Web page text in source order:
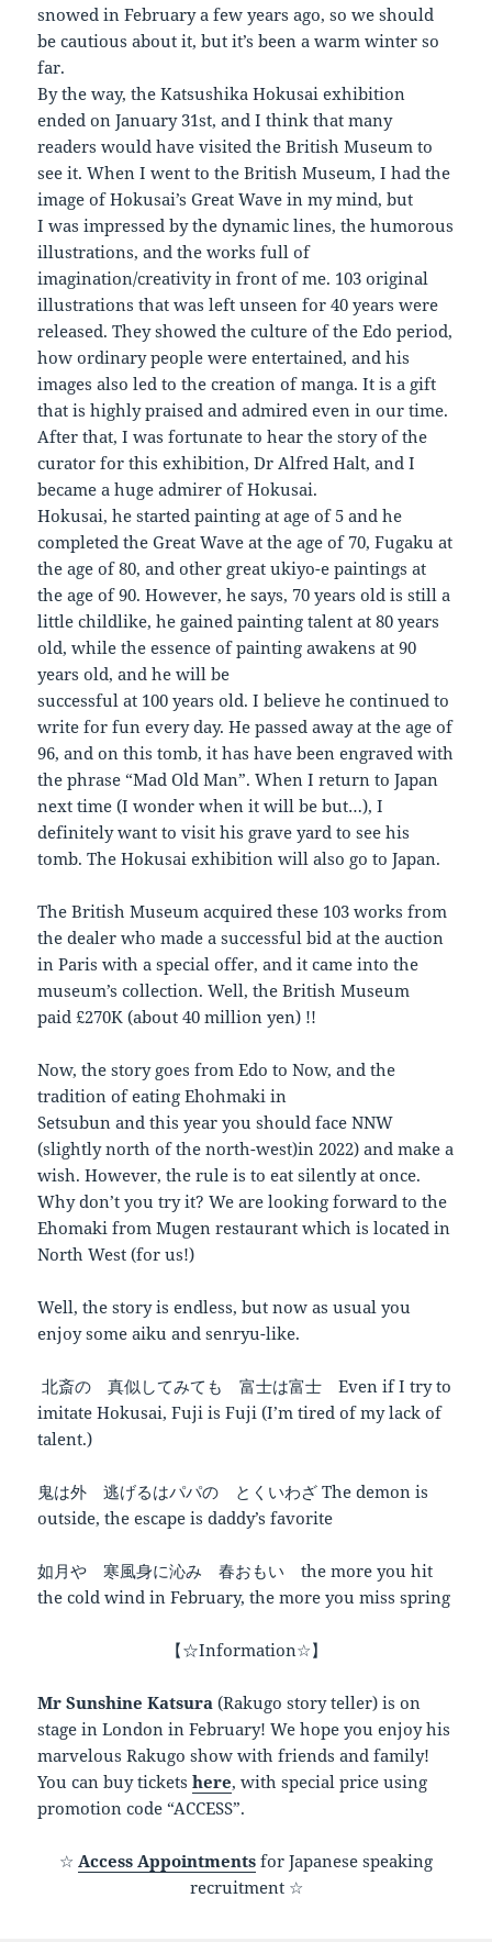
snowed in February a few years ago, so we should
be cautious about it, but it’s been a warm winter so
far.
By the way, the Katsushika Hokusai exhibition
ended on January 31st, and I think that many
readers would have visited the British Museum to
see it. When I went to the British Museum, I had the
image of Hokusai’s Great Wave in my mind, but
I was impressed by the dynamic lines, the humorous
illustrations, and the works full of
imagination/creativity in front of me. 103 original
illustrations that was left unseen for 40 years were
released. They showed the culture of the Edo period,
how ordinary people were entertained, and his
images also led to the creation of manga. It is a gift
that is highly praised and admired even in our time.
After that, I was fortunate to hear the story of the
curator for this exhibition, Dr Alfred Halt, and I
became a huge admirer of Hokusai.
Hokusai, he started painting at age of 5 and he
completed the Great Wave at the age of 70, Fugaku at
the age of 80, and other great ukiyo-e paintings at
the age of 90. However, he says, 70 years old is still a
little childlike, he gained painting talent at 80 years
old, while the essence of painting awakens at 90
years old, and he will be
successful at 100 years old. I believe he continued to
write for fun every day. He passed away at the age of
96, and on this tomb, it has have been engraved with
the phrase “Mad Old Man”. When I return to Japan
next time (I wonder when it will be but…), I
definitely want to visit his grave yard to see his
tomb. The Hokusai exhibition will also go to Japan.
The British Museum acquired these 103 works from
the dealer who made a successful bid at the auction
in Paris with a special offer, and it came into the
museum’s collection. Well, the British Museum
paid £270K (about 40 million yen) !!
Now, the story goes from Edo to Now, and the
tradition of eating Ehohmaki in
Setsubun and this year you should face NNW
(slightly north of the north-west)in 2022) and make a
wish. However, the rule is to eat silently at once.
Why don’t you try it? We are looking forward to the
Ehomaki from Mugen restaurant which is located in
North West (for us!)
Well, the story is endless, but now as usual you
enjoy some aiku and senryu-like.
北斎の 真似してみても 富士は富士 Even if I try to
imitate Hokusai, Fuji is Fuji (I’m tired of my lack of
talent.)
鬼は外 逃げるはパパの とくいわざ The demon is
outside, the escape is daddy’s favorite
如月や 寒風身に沁み 春おもい the more you hit
the cold wind in February, the more you miss spring
【☆Information☆】
Mr Sunshine Katsura (Rakugo story teller) is on
stage in London in February! We hope you enjoy his
marvelous Rakugo show with friends and family!
You can buy ticketshere, with special price using
promotion code “ACCESS”.
☆ Access Appointments for Japanese speaking
recruitment ☆